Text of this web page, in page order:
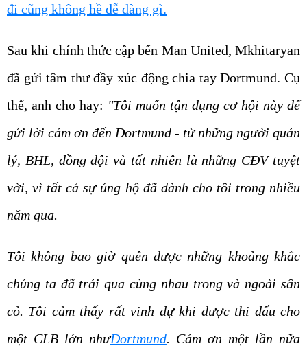
đi cũng không hề dễ dàng gì.
Sau khi chính thức cập bến Man United, Mkhitaryan
đã gửi tâm thư đầy xúc động chia tay Dortmund. Cụ
thể, anh cho hay: "Tôi muốn tận dụng cơ hội này để
gửi lời cảm ơn đến Dortmund - từ những người quản
lý, BHL, đồng đội và tất nhiên là những CĐV tuyệt
vời, vì tất cả sự ủng hộ đã dành cho tôi trong nhiều
năm qua.
Tôi không bao giờ quên được những khoảng khắc
chúng ta đã trải qua cùng nhau trong và ngoài sân
cỏ. Tôi cảm thấy rất vinh dự khi được thi đấu cho
một CLB lớn nhưDortmund. Cảm ơn một lần nữa